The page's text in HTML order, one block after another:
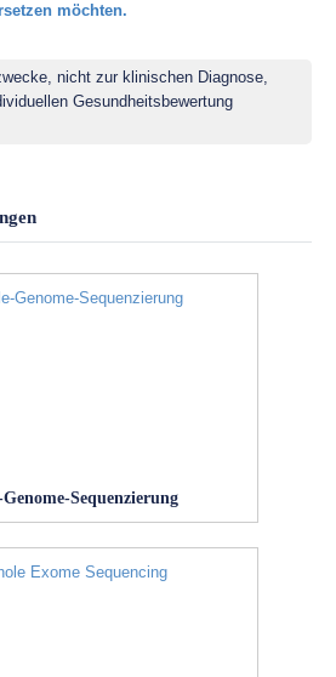
möchten.
nicht zur klinischen Diagnose,
Gesundheitsbewertung
Sequenzierung